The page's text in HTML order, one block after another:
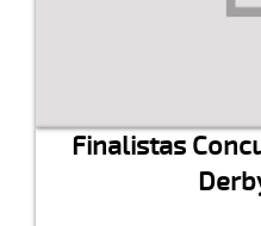
Finalistas